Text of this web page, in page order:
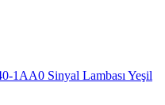
1AA0 Sinyal Lambası Yeşil